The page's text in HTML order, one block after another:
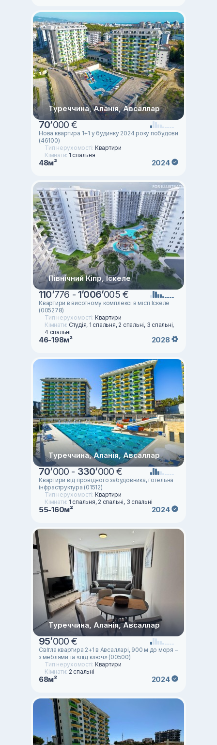
Туреччина, Аланія, Авсаллар
70’000 €
Нова квартира 1+1 у будинку 2024 року побудови
(46100)
Тип нерухомості: Квартири
Кімнати: 1 спальня
48м² 2024
Північний Кіпр, Іскеле
110’776 -1’006’005 €
Квартири в висотному комплексі в місті Іскеле
(005278)
Тип нерухомості: Квартири
Кімнати: Студія, 1 спальня, 2 спальні, 3 спальні,
4 спальні
46-198м² 2028
Туреччина, Аланія, Авсаллар
70’000 - 330’000 €
Квартири від провідного забудовника, готельна
інфраструктура (01512)
Тип нерухомості: Квартири
Кімнати: 1 спальня, 2 спальні, 3 спальні
55-160м² 2024
Туреччина, Аланія, Авсаллар
95’000 €
Світла квартира 2+1 в Авсалларі, 900 м до моря –
з меблями та «під ключ» (00500)
Тип нерухомості: Квартири
Кімнати: 2 спальні
68м² 2024